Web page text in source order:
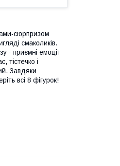
сюрпризом
смаколиків.
- приємні емоції
тістечко і
Завдяки
всі 8 фігурок!